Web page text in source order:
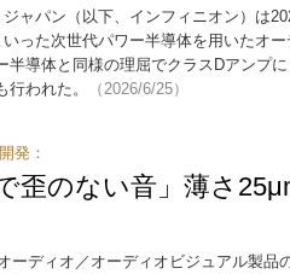
ャパン（以下、インフィニオン）は
いった次世代パワー半導体を用いたオ
半導体と同様の理屈でクラスDアンプ
われた。
（2026/6/25）
発：
歪のない音」薄さ
ーディオ／オーディオビジュアル製品